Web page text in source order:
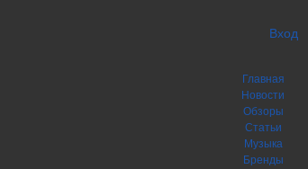
Вход
Главная
Новости
Обзоры
Статьи
Музыка
Бренды